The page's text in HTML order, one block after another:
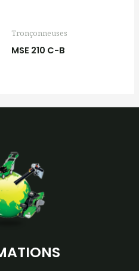
Tronçonneuses
MSE 210 C-B